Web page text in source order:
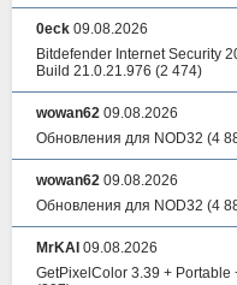
0eck 09.08.2026
Bitdefender Internet Security
Build 21.0.21.976 (2 474)
wowan62 09.08.2026
Обновления для NOD32 (4
wowan62 09.08.2026
Обновления для NOD32 (4
MrKAI 09.08.2026
GetPixelColor 3.39 + Portable